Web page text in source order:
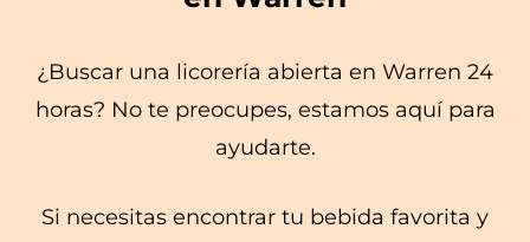
¿Buscar una licorería abierta en Warren 24
horas? No te preocupes, estamos aquí para
ayudarte.
Si necesitas encontrar tu bebida favorita y